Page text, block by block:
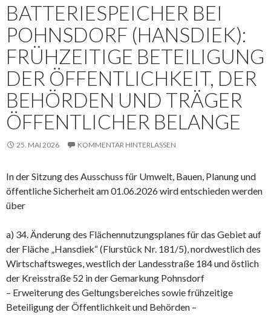
BATTERIESPEICHER BEI
POHNSDORF (HANSDIEK):
FRÜHZEITIGE BETEILIGUNG
DER ÖFFENTLICHKEIT, DER
BEHÖRDEN UND TRÄGER
ÖFFENTLICHER BELANGE
25. MAI 2026 KOMMENTAR HINTERLASSEN
In der Sitzung des Ausschuss für Umwelt, Bauen, Planung und
öffentliche Sicherheit am 01.06.2026 wird entschieden werden
über
a) 34. Änderung des Flächennutzungsplanes für das Gebiet auf
der Fläche „Hansdiek“ (Flurstück Nr. 181/5), nordwestlich des
Wirtschaftsweges, westlich der Landesstraße 184 und östlich
der Kreisstraße 52 in der Gemarkung Pohnsdorf
– Erweiterung des Geltungsbereiches sowie frühzeitige
Beteiligung der Öffentlichkeit und Behörden –